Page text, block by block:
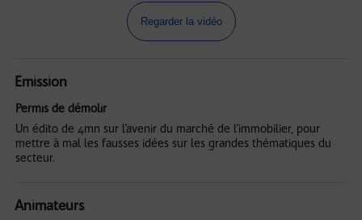
Regarder la vidéo
Emission
Permis de démolir
Un édito de 4mn sur l’avenir du marché de l’immobilier, pour
mettre à mal les fausses idées sur les grandes thématiques du
secteur.
Animateurs